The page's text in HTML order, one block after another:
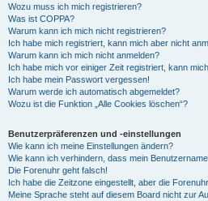
Wozu muss ich mich registrieren?
Was ist COPPA?
Warum kann ich mich nicht registrieren?
Ich habe mich registriert, kann mich aber nicht
Warum kann ich mich nicht anmelden?
Ich habe mich vor einiger Zeit registriert, kann
Ich habe mein Passwort vergessen!
Warum werde ich automatisch abgemeldet?
Wozu ist die Funktion „Alle Cookies löschen“?
Benutzerpräferenzen und -einstellungen
Wie kann ich meine Einstellungen ändern?
Wie kann ich verhindern, dass mein
Die Forenuhr geht falsch!
Ich habe die Zeitzone eingestellt, aber die
Meine Sprache steht auf diesem Board nicht zur